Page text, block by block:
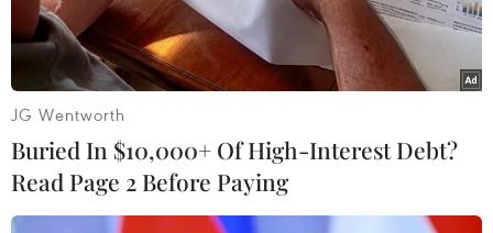
đồng.
JG Wentworth
Buried In $10,000+ Of High-Interest Debt?
Read Page 2 Before Paying